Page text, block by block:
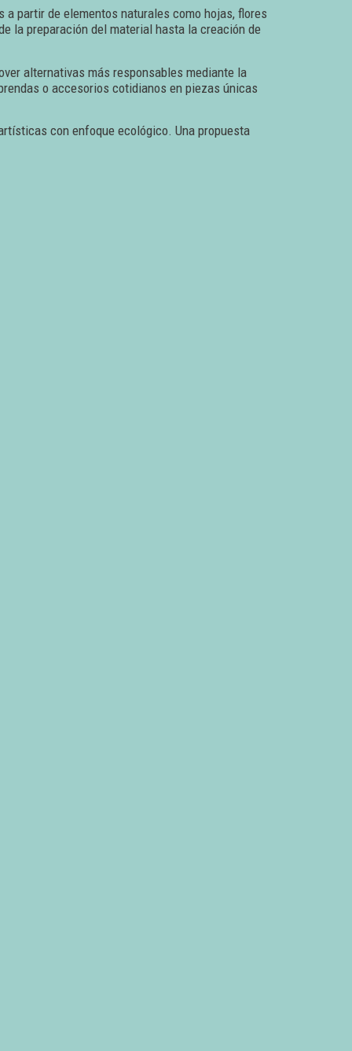
partir de elementos naturales como hojas, flores
la preparación del material hasta la creación de
alternativas más responsables mediante la
o accesorios cotidianos en piezas únicas
con enfoque ecológico. Una propuesta